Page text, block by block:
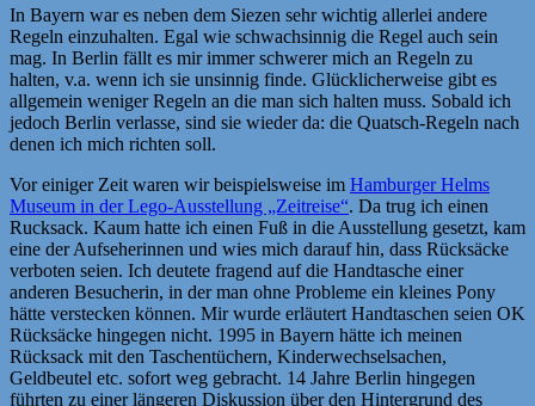
In Bayern war es neben dem Siezen sehr wichtig allerlei andere
Regeln einzuhalten. Egal wie schwachsinnig die Regel auch sein
mag. In Berlin fällt es mir immer schwerer mich an Regeln zu
halten, v.a. wenn ich sie unsinnig finde. Glücklicherweise gibt es
allgemein weniger Regeln an die man sich halten muss. Sobald ich
jedoch Berlin verlasse, sind sie wieder da: die Quatsch-Regeln nach
denen ich mich richten soll.
Vor einiger Zeit waren wir beispielsweise im Hamburger Helms
Museum in der Lego-Ausstellung „Zeitreise“. Da trug ich einen
Rucksack. Kaum hatte ich einen Fuß in die Ausstellung gesetzt, kam
eine der Aufseherinnen und wies mich darauf hin, dass Rücksäcke
verboten seien. Ich deutete fragend auf die Handtasche einer
anderen Besucherin, in der man ohne Probleme ein kleines Pony
hätte verstecken können. Mir wurde erläutert Handtaschen seien OK
Rücksäcke hingegen nicht. 1995 in Bayern hätte ich meinen
Rücksack mit den Taschentüchern, Kinderwechselsachen,
Geldbeutel etc. sofort weg gebracht. 14 Jahre Berlin hingegen
führten zu einer längeren Diskussion über den Hintergrund des